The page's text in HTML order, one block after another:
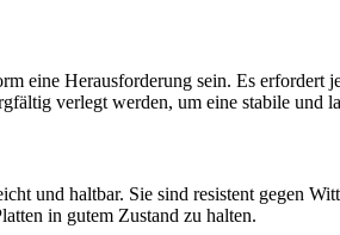
eine Herausforderung sein. Es
verlegt werden, um eine stabile und
und haltbar. Sie sind resistent gegen
in gutem Zustand zu halten.